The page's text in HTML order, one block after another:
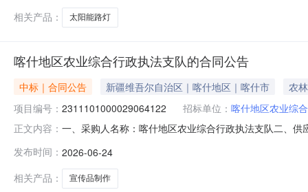
相关产品：
太阳能路灯
喀什地区农业综合行政执法支队的合同公告
中标｜合同公告 新疆维吾尔自治区｜喀什地区｜喀什市
农
项目编号： 2311101000029064122 招标单位： 喀什地区农业综
正文内容： 一、采购人名称：喀什地区农业综合行政执法支队二、
或标的基本概况：七、其它事项：详见附件中的合同文
发布时间： 2026-06-24
相关产品：
宣传品制作